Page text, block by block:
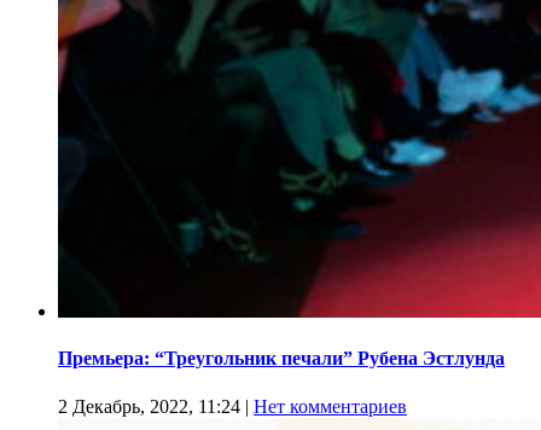
Премьера: “Треугольник печали” Рубена Эстлунда
2 Декабрь, 2022, 11:24 | Нет комментариев